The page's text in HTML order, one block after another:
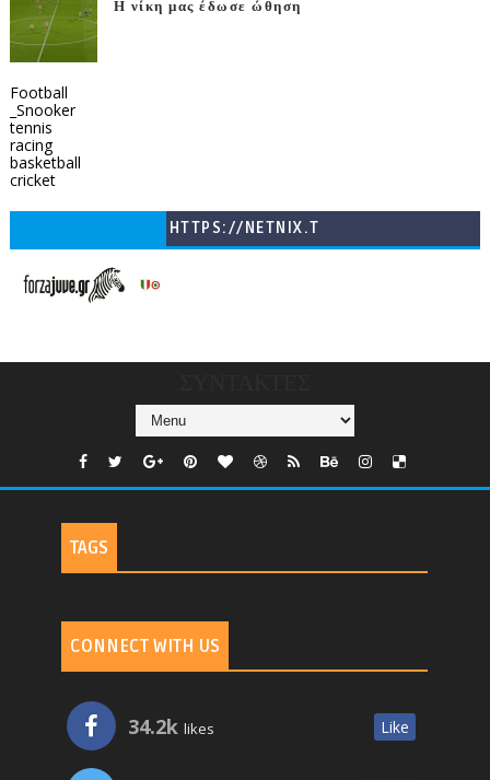
Η νίκη μας έδωσε ώθηση
Football
_Snooker
tennis
racing
basketball
cricket
HTTPS://NETNIX.T
TAGS
CONNECT WITH US
34.2k likes Like